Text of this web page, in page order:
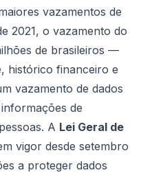
vazamentos de
2021, o vazamento do
de brasileiros —
histórico financeiro e
vazamento de dados
de
A Lei Geral de
vigor desde setembro
a proteger dados